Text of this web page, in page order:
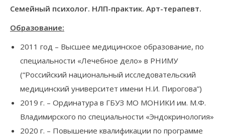
Семейный психолог. НЛП-практик. Арт-терапевт.
Образование:
2011 год – Высшее медицинское образование, по
специальности «Лечебное дело» в РНИМУ
(“Российский национальный исследовательский
медицинский университет имени Н.И. Пирогова”)
2019 г. – Ординатура в ГБУЗ МО МОНИКИ им. М.Ф.
Владимирского по специальности «Эндокринология»
2020 г. – Повышение квалификации по программе